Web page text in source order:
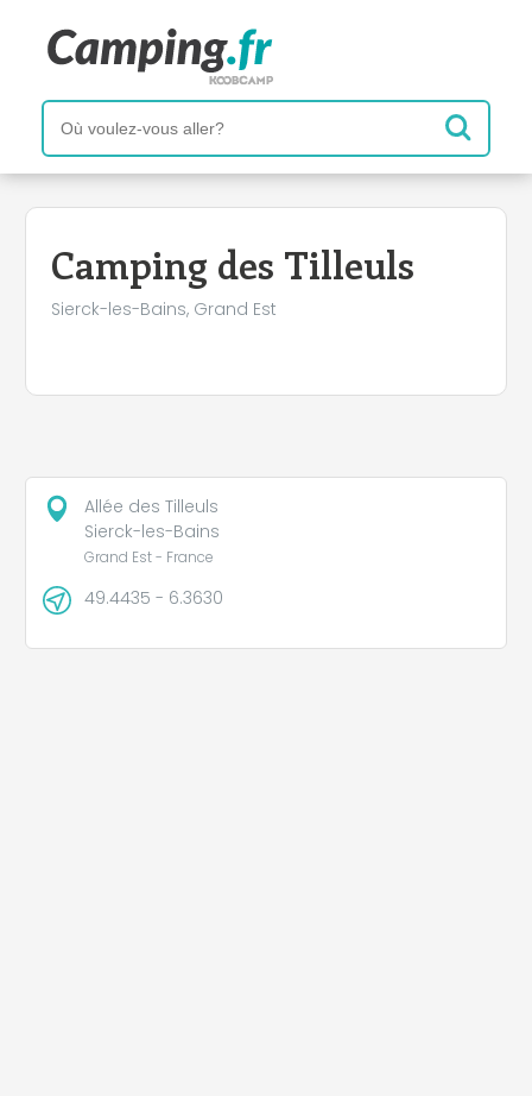
Camping des Tilleuls
Sierck-les-Bains, Grand Est
+
−
Allée des Tilleuls
Sierck-les-Bains
Grand Est - France
49.4435 - 6.3630